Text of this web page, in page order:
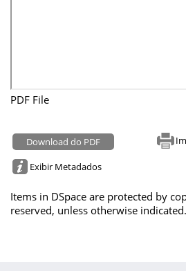
PDF File
Download do PDF
Exibir Metadados
Items in DSpace are protected by
reserved, unless otherwise indicated.